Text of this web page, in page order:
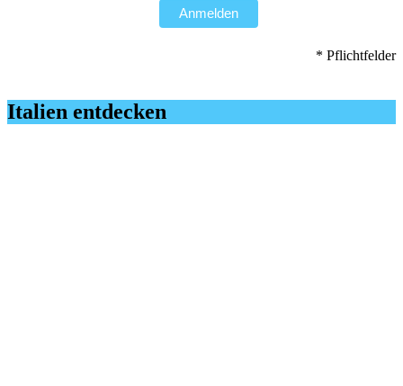
Anmelden
* Pflichtfelder
Italien entdecken